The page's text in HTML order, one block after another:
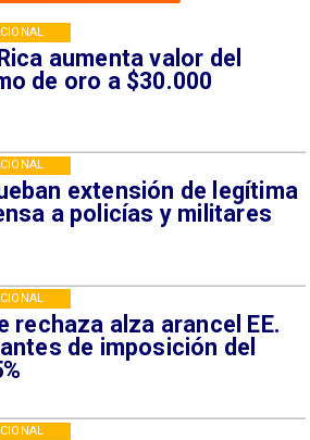
aumenta valor del
de oro a $30.000
extensión de legítima
a policías y militares
rechaza alza arancel EE.
de imposición del